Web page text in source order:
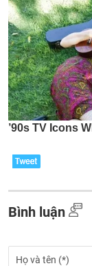
Bình luận